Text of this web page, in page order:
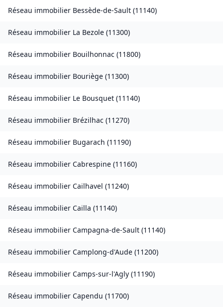
Réseau immobilier Bessède-de-Sault (11140)
Réseau immobilier La Bezole (11300)
Réseau immobilier Bouilhonnac (11800)
Réseau immobilier Bouriège (11300)
Réseau immobilier Le Bousquet (11140)
Réseau immobilier Brézilhac (11270)
Réseau immobilier Bugarach (11190)
Réseau immobilier Cabrespine (11160)
Réseau immobilier Cailhavel (11240)
Réseau immobilier Cailla (11140)
Réseau immobilier Campagna-de-Sault (11140)
Réseau immobilier Camplong-d'Aude (11200)
Réseau immobilier Camps-sur-l'Agly (11190)
Réseau immobilier Capendu (11700)